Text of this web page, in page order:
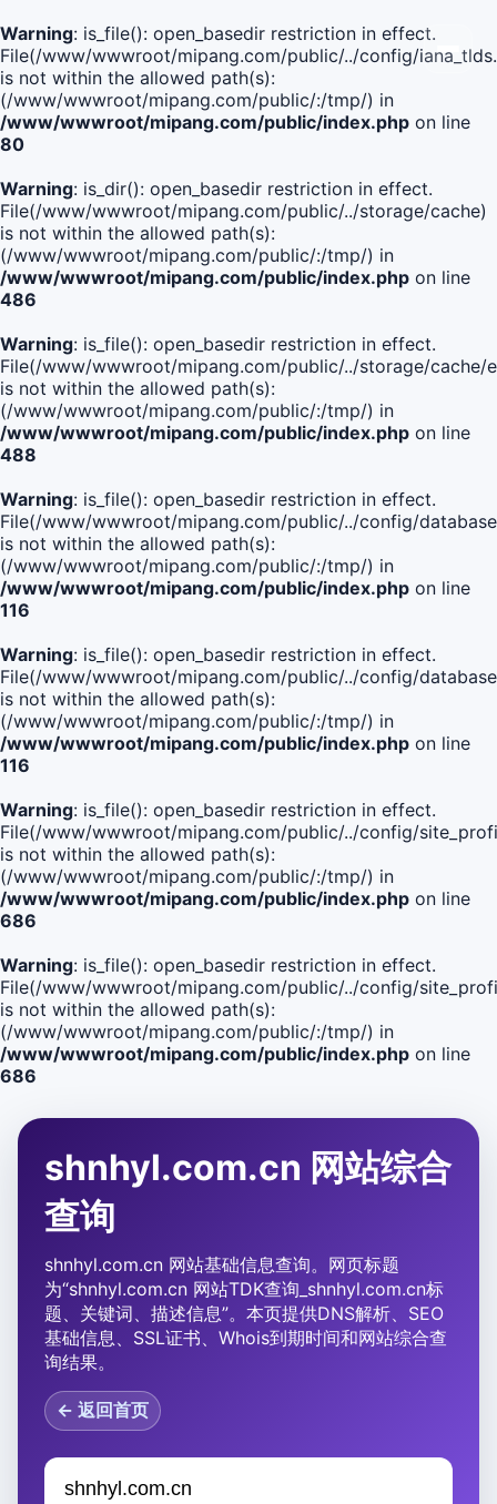
Warning: is_file(): open_basedir restriction in effect.
File(/www/wwwroot/mipang.com/public/../config/
is not within the allowed path(s):
(/www/wwwroot/mipang.com/public/:/tmp/) in
/www/wwwroot/mipang.com/public/index.php on line
80
Warning: is_dir(): open_basedir restriction in effect.
File(/www/wwwroot/mipang.com/public/../storage/cache)
is not within the allowed path(s):
(/www/wwwroot/mipang.com/public/:/tmp/) in
/www/wwwroot/mipang.com/public/index.php on line
486
Warning: is_file(): open_basedir restriction in effect.
File(/www/wwwroot/mipang.com/public/../storage/
is not within the allowed path(s):
(/www/wwwroot/mipang.com/public/:/tmp/) in
/www/wwwroot/mipang.com/public/index.php on line
488
Warning: is_file(): open_basedir restriction in effect.
File(/www/wwwroot/mipang.com/public/../config/
is not within the allowed path(s):
(/www/wwwroot/mipang.com/public/:/tmp/) in
/www/wwwroot/mipang.com/public/index.php on line
116
Warning: is_file(): open_basedir restriction in effect.
File(/www/wwwroot/mipang.com/public/../config/
is not within the allowed path(s):
(/www/wwwroot/mipang.com/public/:/tmp/) in
/www/wwwroot/mipang.com/public/index.php on line
116
Warning: is_file(): open_basedir restriction in effect.
File(/www/wwwroot/mipang.com/public/../config/
is not within the allowed path(s):
(/www/wwwroot/mipang.com/public/:/tmp/) in
/www/wwwroot/mipang.com/public/index.php on line
686
Warning: is_file(): open_basedir restriction in effect.
File(/www/wwwroot/mipang.com/public/../config/
is not within the allowed path(s):
(/www/wwwroot/mipang.com/public/:/tmp/) in
/www/wwwroot/mipang.com/public/index.php on line
686
shnhyl.com.cn 网站综合
查询
shnhyl.com.cn 网站基础信息查询。网页标题
为“shnhyl.com.cn 网站TDK查询_shnhyl.com.cn标
题、关键词、描述信息”。本页提供DNS解析、SEO
基础信息、SSL证书、Whois到期时间和网站综合查
询结果。
← 返回首页